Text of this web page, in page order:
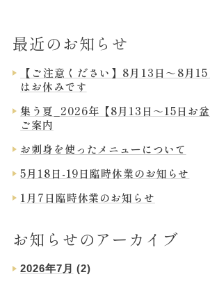
最近のお知らせ
【ご注意ください】8月13日～8月
はお休みです
集う夏_2026年【8月13日～15日お
ご案内
お刺身を使ったメニューについて
5月18日-19日臨時休業のお知らせ
1月7日臨時休業のお知らせ
お知らせのアーカイブ
2026年7月 (2)